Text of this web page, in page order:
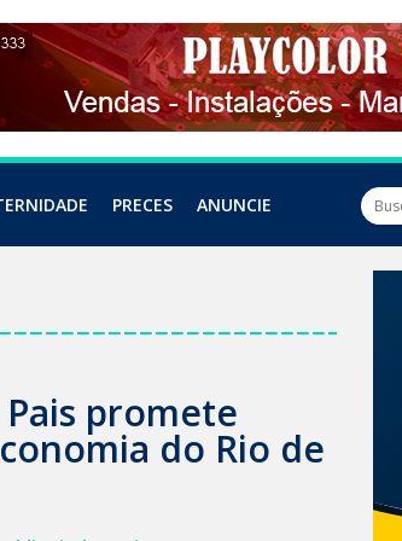
PRECES ANUNCIE
promete
do Rio de